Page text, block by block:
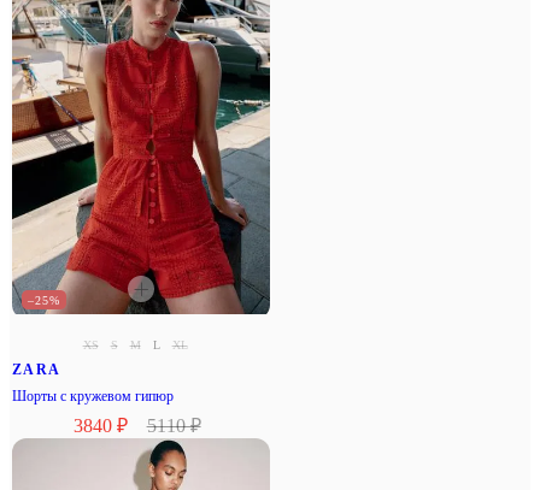
–25%
XS S M L XL
ZARA
Шорты с кружевом гипюр
3840 ₽ 5110 ₽